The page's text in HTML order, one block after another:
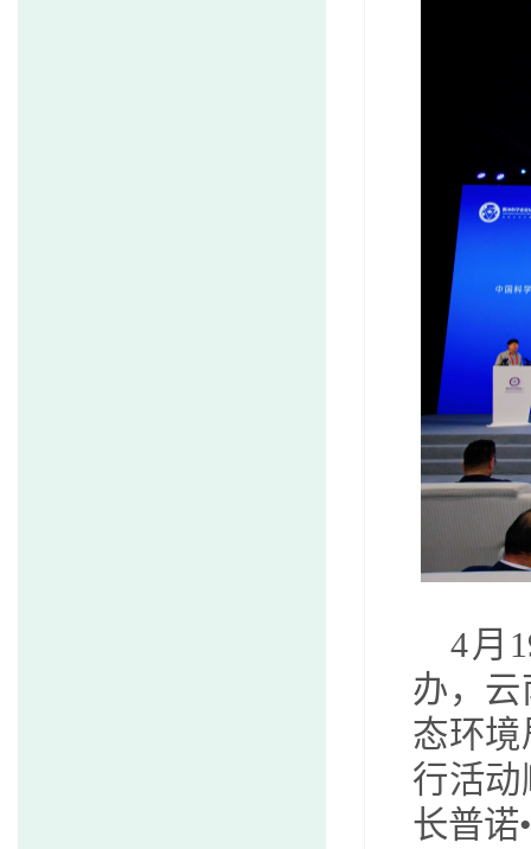
4月
办，
态环
行活
长普诺